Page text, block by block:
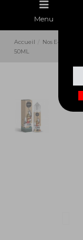
Menu
Accueil Nos E-Liquides
50ML